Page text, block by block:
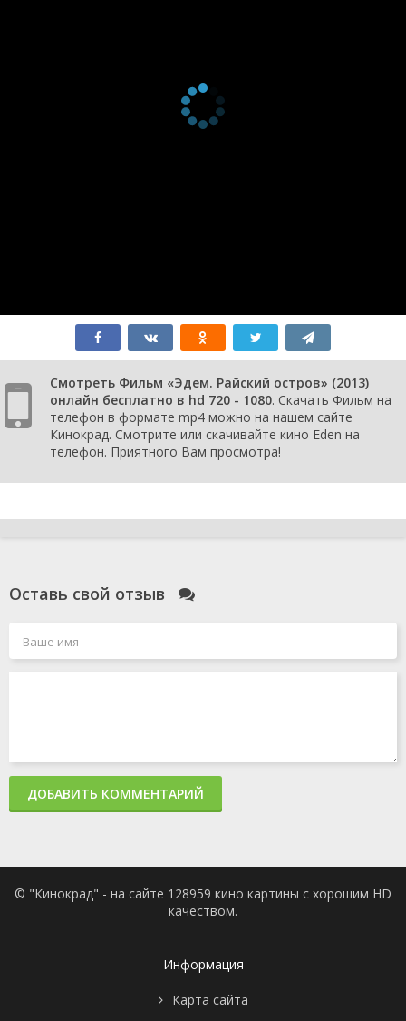
Смотреть Фильм «Эдем. Райский остров» (2013)
онлайн бесплатно в hd 720 - 1080. Скачать Фильм на
телефон в формате mp4 можно на нашем сайте
Кинокрад. Смотрите или скачивайте кино Eden на
телефон. Приятного Вам просмотра!
Оставь свой отзыв
ДОБАВИТЬ КОММЕНТАРИЙ
© "Кинокрад" - на сайте 128959 кино картины с хорошим HD
качеством.
Информация
Карта сайта